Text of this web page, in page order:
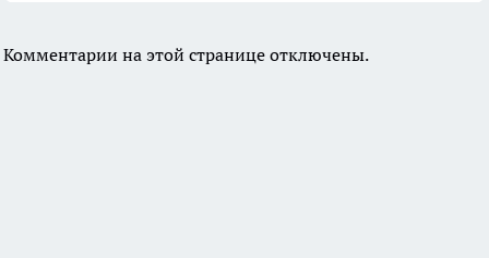
Комментарии на этой странице отключены.